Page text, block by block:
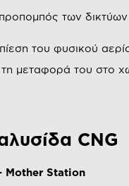
των
του φυσικού
τη μεταφορά του
CNG
Mother Station